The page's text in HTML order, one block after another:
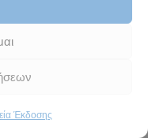
Έκδοσης
Τετάρτη 18/9/24.